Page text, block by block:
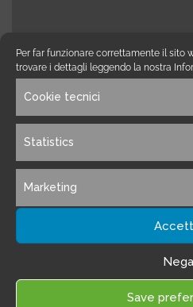
Per far funzionare correttamente il sito
trovare i dettagli leggendo la nostra
Cookie tecnici
Statistics
Marketing
Nega
Save
Marketing Automation
Ontraport
Ontraport è un software
principalmente sull'email
con i più popolari sistemi